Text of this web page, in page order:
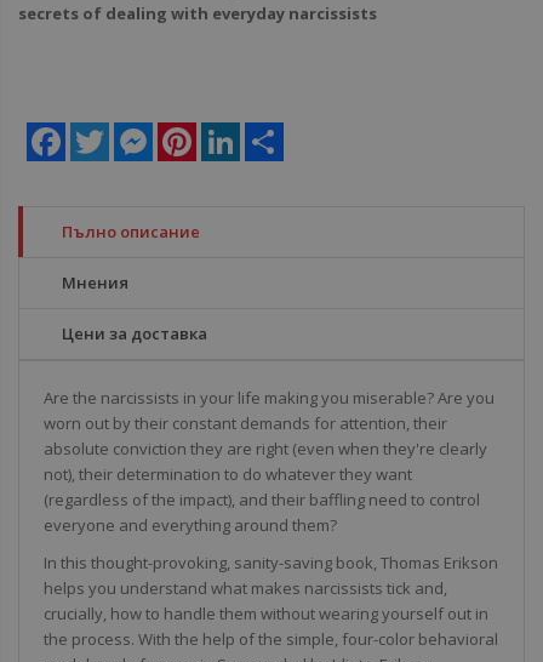
secrets of dealing with everyday narcissists
Facebook
Twitter MessengerPinterestLinkedIn
Пълно описание
Мнения
Цени за доставка
Are the narcissists in your life making you miserable? Are you
worn out by their constant demands for attention, their
absolute conviction they are right (even when they're clearly
not), their determination to do whatever they want
(regardless of the impact), and their baffling need to control
everyone and everything around them?
In this thought-provoking, sanity-saving book, Thomas Erikson
helps you understand what makes narcissists tick and,
crucially, how to handle them without wearing yourself out in
the process. With the help of the simple, four-color behavioral